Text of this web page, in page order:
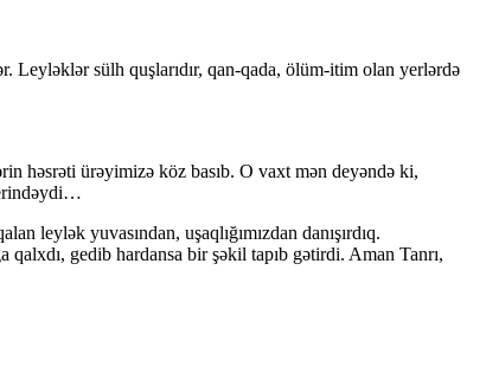
Leyləklər sülh quşlarıdır, qan-qada, ölüm-itim olan yerlərdə
həsrəti ürəyimizə köz basıb. O vaxt mən deyəndə ki,
leylək yuvasından, uşaqlığımızdan danışırdıq.
gedib hardansa bir şəkil tapıb gətirdi. Aman Tanrı,